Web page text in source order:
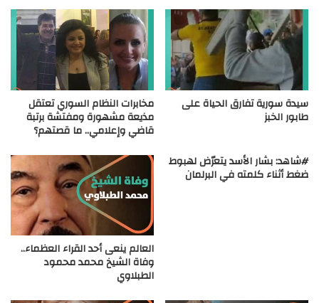
سيدة سورية تفارق الحياة على
طابور الخبز
مخابرات النظام السوري تعتقل
مذيعة مشهورة ومفتشة برتبة
قاضي وإعلامي.. ما قصتهم؟
#شاهد: بشار الأسد يتعرّض لهبوط
ضغط أثناء كلمته في البرلمان
العالم ينعى أحد القراء العظماء..
وفاة الشيخ محمد محمود
الطبلاوي